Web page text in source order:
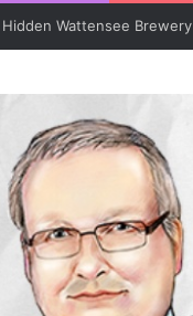
Hidden Wattensee Brewery